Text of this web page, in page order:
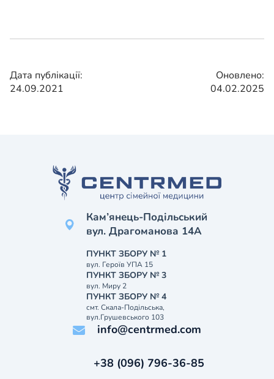
Дата публікації:
24.09.2021
Оновлено:
04.02.2025
Кам’янець-Подільський
вул. Драгоманова 14А
ПУНКТ ЗБОРУ № 1
вул. Героїв УПА 15
ПУНКТ ЗБОРУ № 3
вул. Миру 2
ПУНКТ ЗБОРУ № 4
смт. Скала-Подільська,
вул.Грушевського 103
info@centrmed.com
+38 (096) 796-36-85